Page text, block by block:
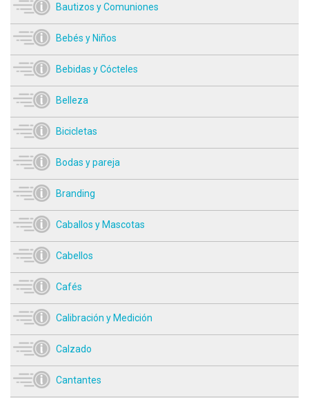
Bautizos y Comuniones
Bebés y Niños
Bebidas y Cócteles
Belleza
Bicicletas
Bodas y pareja
Branding
Caballos y Mascotas
Cabellos
Cafés
Calibración y Medición
Calzado
Cantantes